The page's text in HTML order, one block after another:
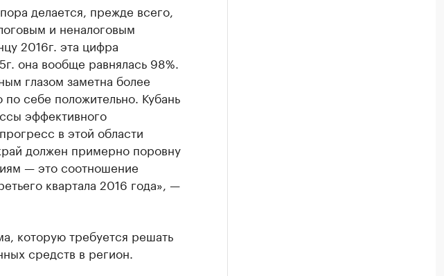
делается, прежде всего,
и неналоговым
2016г. эта цифра
она вообще равнялась 98%.
глазом заметна более
себе положительно. Кубань
эффективного
в этой области
должен примерно поровну
— это соотношение
квартала 2016 года», —
которую требуется решать
средств в регион.